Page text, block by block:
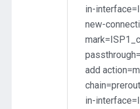
in-
new-
add
in-